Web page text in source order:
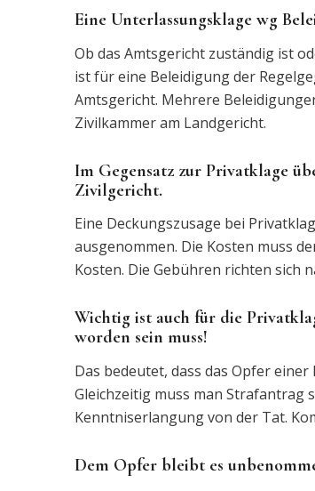
Eine Unterlassungsklage wg
Ob das Amtsgericht zuständig ist
ist für eine Beleidigung der
Amtsgericht. Mehrere
Zivilkammer am Landgericht.
Im Gegensatz zur Privatklage
Zivilgericht.
Eine Deckungszusage bei
ausgenommen. Die Kosten muss
Kosten. Die Gebühren richten sich
Wichtig ist auch für die
worden sein muss!
Das bedeutet, dass das Opfer
Gleichzeitig muss man Strafantrag
Kenntniserlangung von der Tat.
Dem Opfer bleibt es